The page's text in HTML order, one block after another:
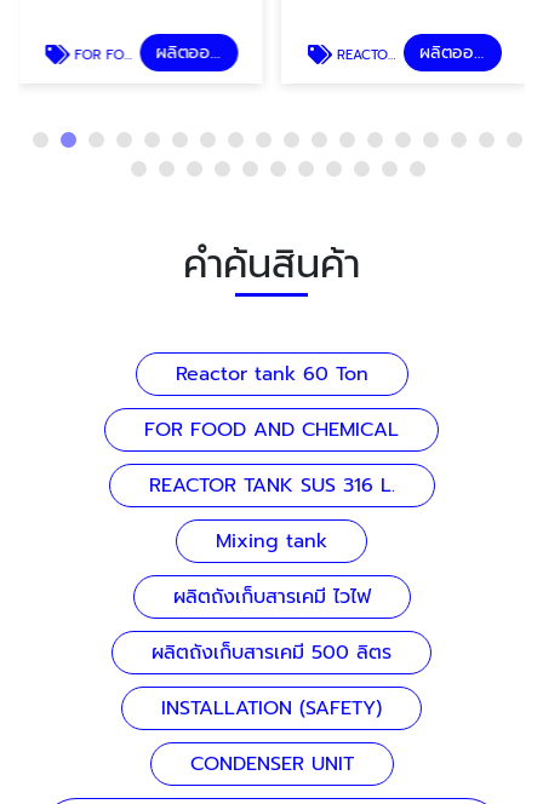
FOR FOOD AND CHEMICAL ผลิตออกแบบถังอุตสาหกรรม REACTOR TANK SUS 316 L. ผลิตออกแบบถังอุตสาหกรรม
คำค้นสินค้า
Reactor tank 60 Ton
FOR FOOD AND CHEMICAL
REACTOR TANK SUS 316 L.
Mixing tank
ผลิตถังเก็บสารเคมี ไวไฟ
ผลิตถังเก็บสารเคมี 500 ลิตร
INSTALLATION (SAFETY)
CONDENSER UNIT